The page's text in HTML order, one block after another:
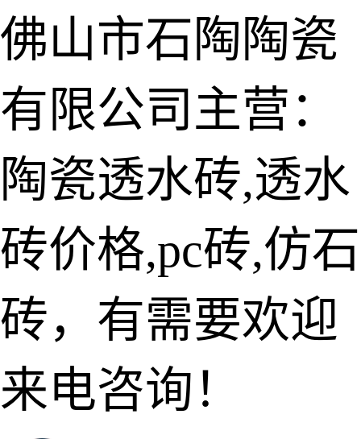
佛山市石陶陶瓷
有限公司主营：
陶瓷透水砖,透水
砖价格,pc砖,仿石
砖，有需要欢迎
来电咨询！
陶瓷透水砖
生态仿石砖
仿石透水砖
承重仿石砖
细面透水砖